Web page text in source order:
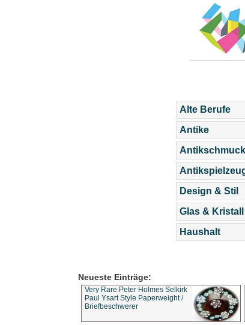
Alte Berufe
Antike
Antikschmuck
Design & Stil
Glas & Kristall
Haushalt
Neueste Einträge:
Very Rare Peter Holmes Selkirk
Paul Ysart Style Paperweight /
Briefbeschwerer